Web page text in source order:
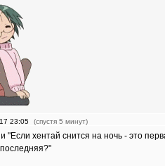
23:05 (спустя 5 минут)
"Если хентай снится на ночь - это